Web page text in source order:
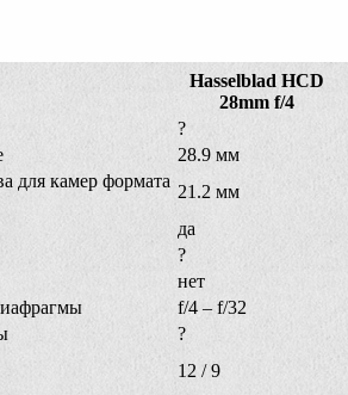
Hasselblad HCD
28mm f/4
?
28.9 мм
для камер формата
21.2 мм
да
?
нет
f/4 – f/32
?
12 / 9